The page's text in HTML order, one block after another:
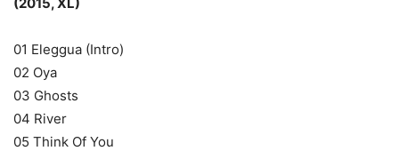
01 Eleggua (Intro)
02 Oya
03 Ghosts
04 River
05 Think Of You